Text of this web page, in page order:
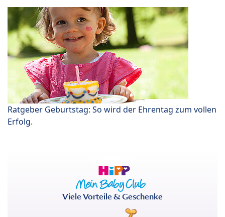
Ratgeber Geburtstag: So wird der Ehrentag zum vollen
Erfolg.
Viele Vorteile & Geschenke